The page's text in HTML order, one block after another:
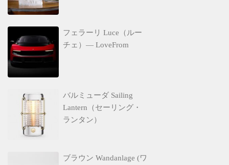
フェラーリ Luce（ルー
チェ）— LoveFrom
バルミューダ Sailing
Lantern（セーリング・
ランタン）
ブラウン Wandanlage (ワ